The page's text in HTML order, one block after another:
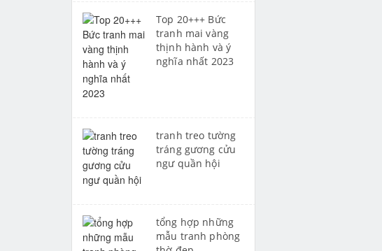
Top 20+++ Bức
tranh mai vàng
thịnh hành và ý
nghĩa nhất 2023
tranh treo tường
tráng gương cửu
ngư quần hội
tổng hợp những
mẫu tranh phòng